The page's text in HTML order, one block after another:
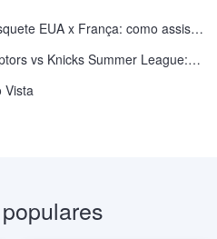
Transmissão ao vivo de basquete EUA x França: como assistir online
Transmissão ao vivo do Raptors vs Knicks Summer League: como assistir
Vista